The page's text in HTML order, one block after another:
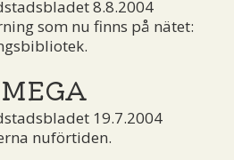
8.8.2004
som nu finns på nätet:
19.7.2004
nuförtiden.